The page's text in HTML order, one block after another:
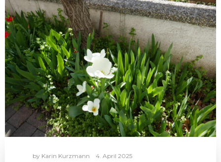
by Karin Kurzmann 4. April 2025